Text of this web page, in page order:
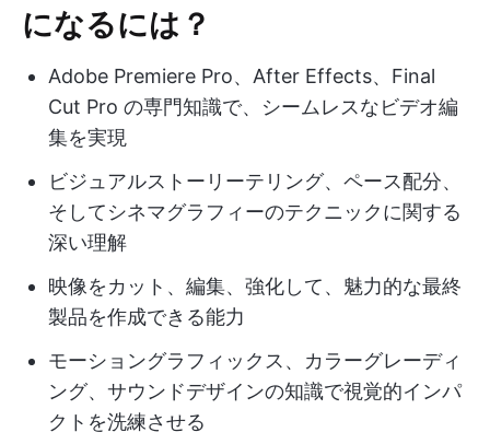
になるには？
Adobe Premiere Pro、After Effects、Final
Cut Pro の専門知識で、シームレスなビデオ編
集を実現
ビジュアルストーリーテリング、ペース配分、
そしてシネマグラフィーのテクニックに関する
深い理解
映像をカット、編集、強化して、魅力的な最終
製品を作成できる能力
モーショングラフィックス、カラーグレーディ
ング、サウンドデザインの知識で視覚的インパ
クトを洗練させる